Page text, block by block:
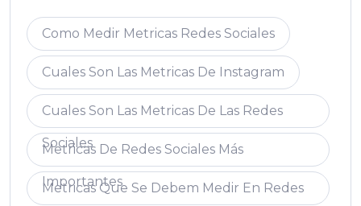
Como Medir Metricas Redes Sociales
Cuales Son Las Metricas De Instagram
Cuales Son Las Metricas De Las Redes
Sociales
Metricas De Redes Sociales Más
Importantes
Metricas Que Se Debem Medir En Redes